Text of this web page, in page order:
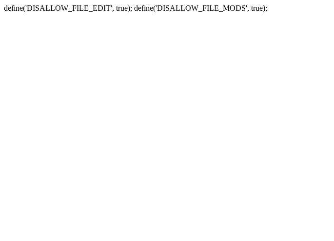
define('DISALLOW_FILE_EDIT', true); define('DISALLOW_FILE_MODS', true);